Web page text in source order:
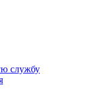
службу